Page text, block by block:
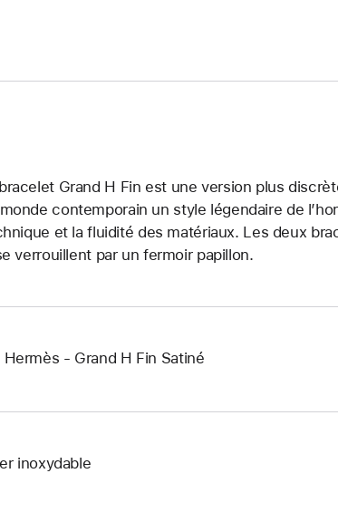
Grand H Fin est une version plus
contemporain un style légendaire de
et la fluidité des matériaux. Les deux
verrouillent par un fermoir papillon.
Hermès - Grand H Fin Satiné
inoxydable